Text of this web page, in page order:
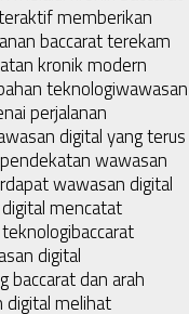
memberikan
baccarat terekam
kronik modern
teknologiwawasan
perjalanan
digital yang terus
wawasan
wawasan digital
mencatat
baccarat
digital
baccarat dan arah
digital melihat